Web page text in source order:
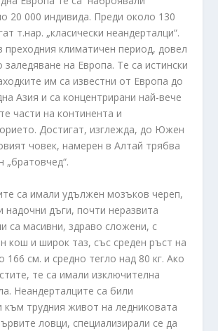
20 000 индивида. Преди около 130
т.нар. „класически неандерталци“.
преходния климатичен период, довел
на Европа. Те са истински
им са известни от Европа до
Азия и са концентрирани най-вече
части на континента и
Достигат, изглежда, до Южен
човек, намерен в Алтай трябва
„братовчед“.
са имали удължен мозъков череп,
надочни дъги, почти неразвита
са масивни, здраво сложени, с
кош и широк таз, със среден ръст на
см. и средно тегло над 80 кг. Ако
те са имали изключителна
Неандерталците са били
към трудния живот на ледниковата
ловци, специализирали се да